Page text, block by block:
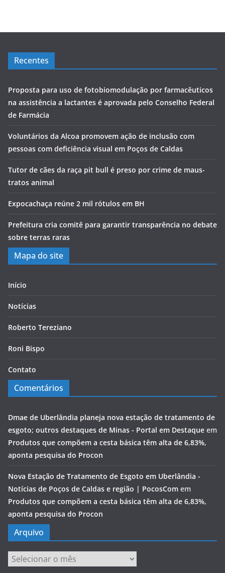
Recentes
Proposta para uso de fotobiomodulação por farmacêuticos
na assistência a lactantes é aprovada pelo Conselho Federal
de Farmácia
Voluntários da Alcoa promovem ação de inclusão com
pessoas com deficiência visual em Poços de Caldas
Tutor de cães da raça pit bull é preso por crime de maus-
tratos animal
Expocachaça reúne 2 mil rótulos em BH
Prefeitura cria comitê para garantir transparência no debate
sobre terras raras
Mapa do site
Início
Notícias
Roberto Tereziano
Roni Bispo
Contato
Comentários
Dmae de Uberlândia planeja nova estação de tratamento de
esgoto; outros destaques de Minas - Portal em Destaque em
Produtos que compõem a cesta básica têm alta de 6,83%,
aponta pesquisa do Procon
Nova Estação de Tratamento de Esgoto em Uberlândia -
Notícias de Poços de Caldas e região | PocosCom em
Produtos que compõem a cesta básica têm alta de 6,83%,
aponta pesquisa do Procon
Arquivo
Arquivo